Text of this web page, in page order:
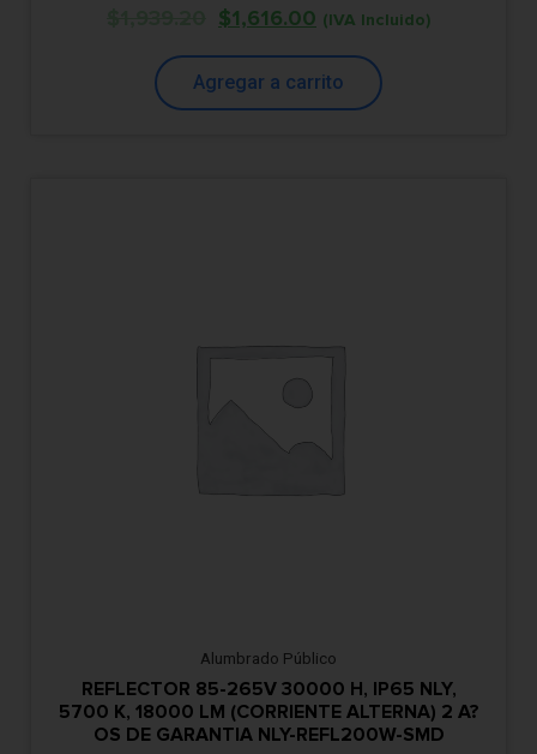
$1,616.00 (IVA Incluido)
Agregar a carrito
Alumbrado Público
REFLECTOR 85-265V 30000 H, IP65 NLY,
5700 K, 18000 LM (CORRIENTE ALTERNA) 2 A?
OS DE GARANTIA NLY-REFL200W-SMD